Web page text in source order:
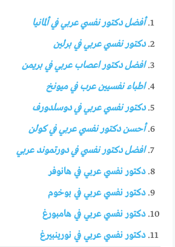
أفضل دكتور نفسي عربي في ألمانيا
دكتور نفسي عربي في برلين
افضل دكتور اعصاب عربي في بريمن
اطباء نفسيين عرب في ميونخ
دكتور نفسي عربي في دوسلدورف
أحسن دكتور نفسي عربي في كولن
افضل دكتور نفسي في دورتموند عربي
دكتور نفسي عربي في هانوفر
دكتور نفسي عربي في بوخوم
دكتور نفسي عربي في هامبورغ
دكتور نفسي عربي في نورينبيرغ